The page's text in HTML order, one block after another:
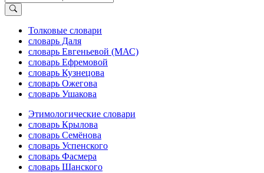
Толковые словари
словарь Даля
словарь Евгеньевой (МАС)
словарь Ефремовой
словарь Кузнецова
словарь Ожегова
словарь Ушакова
Этимологические словари
словарь Крылова
словарь Семёнова
словарь Успенского
словарь Фасмера
словарь Шанского